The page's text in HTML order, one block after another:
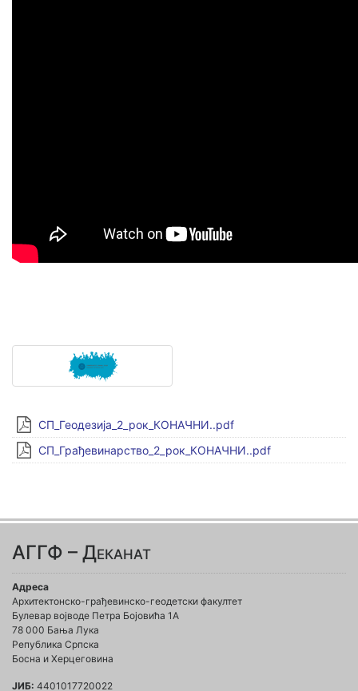
СП_Геодезија_2_рок_КОНАЧНИ..pdf
СП_Грађевинарство_2_рок_КОНАЧНИ..pdf
АГГФ – Деканат
Адреса
Архитектонско-грађевинско-геодетски факултет
Булевар војводе Петра Бојовића 1A
78 000 Бања Лука
Република Српска
Босна и Херцеговина
ЈИБ: 4401017720022